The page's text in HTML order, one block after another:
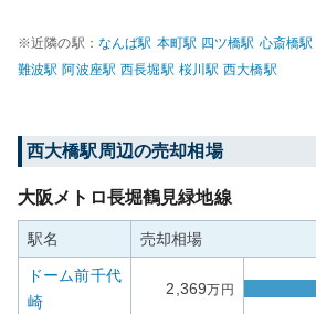
※近隣の駅： なんば駅 本町駅 四ツ橋駅 心斎橋駅
難波駅 阿波座駅 西長堀駅 桜川駅 西大橋駅
西大橋駅周辺の売却相場
大阪メトロ長堀鶴見緑地線
駅名 売却相場
ドーム前千代
崎
2,369万円